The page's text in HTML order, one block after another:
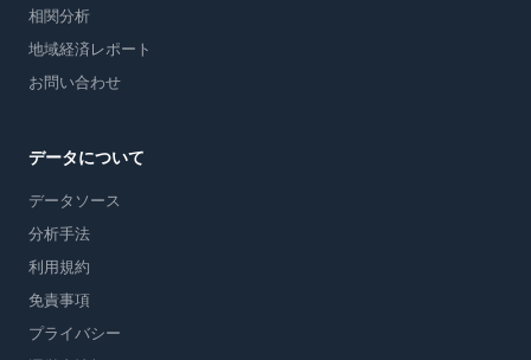
相関分析
地域経済レポート
お問い合わせ
データについて
データソース
分析手法
利用規約
免責事項
プライバシー